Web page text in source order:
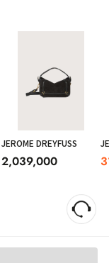
JEROME DREYFUSS
2,039,000